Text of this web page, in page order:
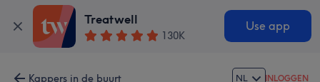
Treatwell
130K
Use app
Kappers in de buurt NL INLOGGEN